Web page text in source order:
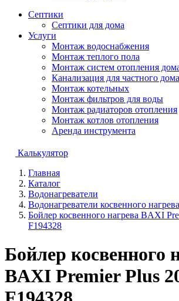
Септики
Септики для дома
Услуги
Монтаж водоснабжения
Монтаж теплого пола
Монтаж систем отопления
Канализация для частного дома
Монтаж котельных
Монтаж фильтров для воды
Монтаж радиаторов отопления
Монтаж котлов отопления
Аренда инструмента
Калькулятор
Главная
Каталог
Водонагреватели
Водонагреватели косвенного нагрева
Бойлер косвенного нагрева BAXI
F194328
Бойлер косвенного
BAXI Premier Plus